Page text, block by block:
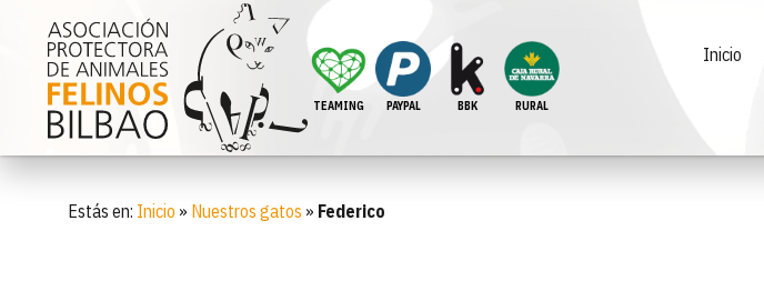
TEAMING PAYPAL BBK RURAL
Inicio
Estás en: Inicio » Nuestros gatos » Federico